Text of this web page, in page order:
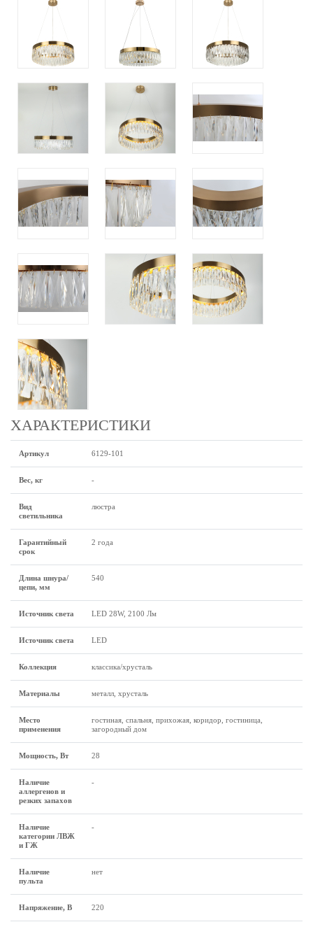
ХАРАКТЕРИСТИКИ
Артикул 6129-101
Вес, кг -
Вид
светильника
люстра
Гарантийный
срок
2 года
Длина шнура/
цепи, мм
540
Источник светa LED 28W, 2100 Лм
Источник света LED
Коллекция классика/хрусталь
Материалы металл, хрусталь
Место
применения
гостиная, спальня, прихожая, коридор, гостиница,
загородный дом
Мощность, Вт 28
Наличие
аллергенов и
резких запахов
-
Наличие
категории ЛВЖ
и ГЖ
-
Наличие
пульта
нет
Напряжение, В 220